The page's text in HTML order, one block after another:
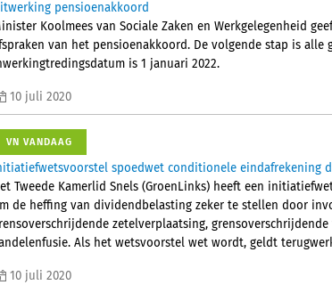
pensioenakkoord
Koolmees van Sociale Zaken en Werkgelegenheid
van het pensioenakkoord. De volgende stap is
is 1 januari 2022.
10 juli 2020
VN VANDAAG
spoedwet conditionele eindafrekening
Tweede Kamerlid Snels (GroenLinks) heeft een
de heffing van dividendbelasting zeker te stellen door
zetelverplaatsing,
Als het wetsvoorstel wet wordt, geldt
10 juli 2020